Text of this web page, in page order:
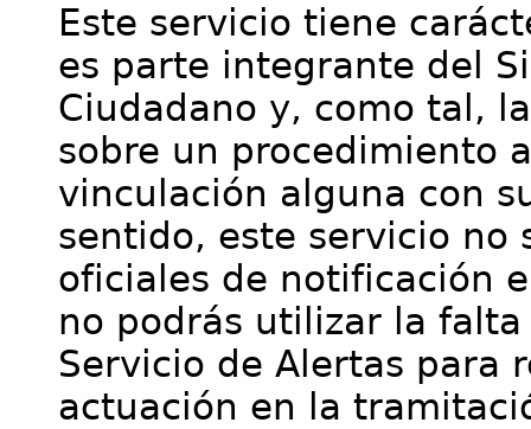
Este servicio tiene
es parte integrante del
Ciudadano y, como tal,
sobre un procedimiento
vinculación alguna con
sentido, este servicio no
oficiales de notificación
no podrás utilizar la
Servicio de Alertas para
actuación en la